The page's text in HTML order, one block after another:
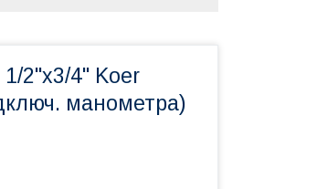
2"х3/4" Koer
манометра)